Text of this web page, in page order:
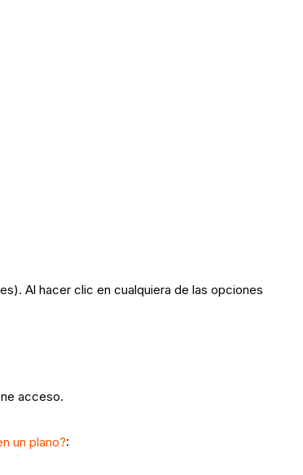
Al hacer clic en cualquiera de las opciones
acceso.
un plano?: